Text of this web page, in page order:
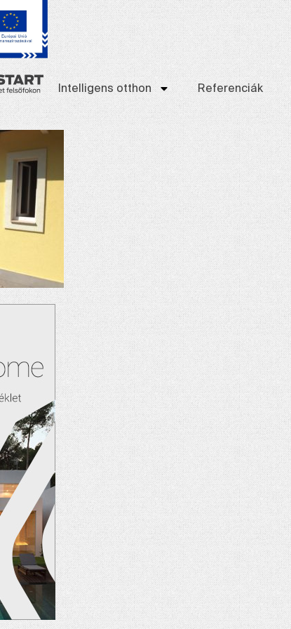
Intelligens otthon Referenciák